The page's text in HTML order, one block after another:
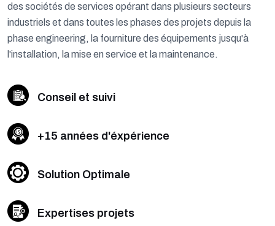
des sociétés de services opérant dans plusieurs secteurs
industriels et dans toutes les phases des projets depuis la
phase engineering, la fourniture des équipements jusqu'à
l'installation, la mise en service et la maintenance.
Conseil et suivi
+15 années d'éxpérience
Solution Optimale
Expertises projets